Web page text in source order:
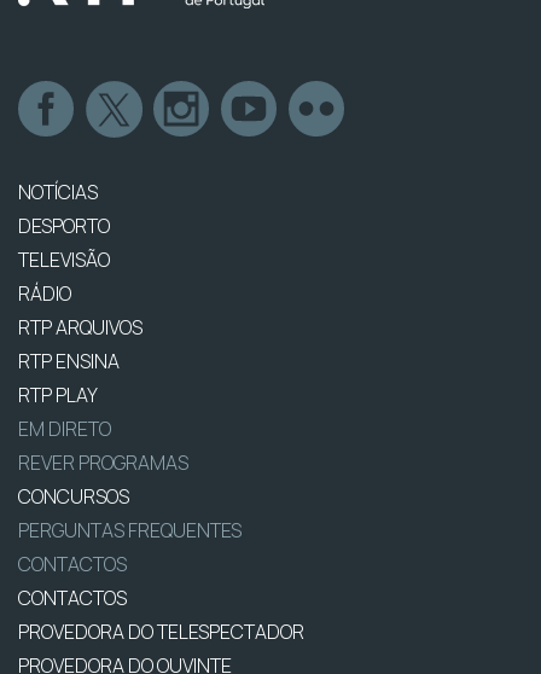
NOTÍCIAS
DESPORTO
TELEVISÃO
RÁDIO
RTP ARQUIVOS
RTP ENSINA
RTP PLAY
EM DIRETO
REVER PROGRAMAS
CONCURSOS
PERGUNTAS FREQUENTES
CONTACTOS
CONTACTOS
PROVEDORA DO TELESPECTADOR
PROVEDORA DO OUVINTE